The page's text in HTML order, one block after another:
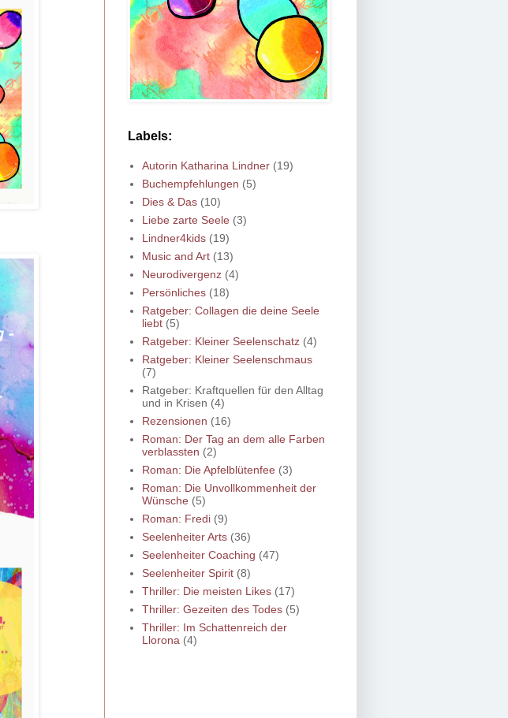
Labels:
Autorin Katharina Lindner (19)
Buchempfehlungen (5)
Dies & Das (10)
Liebe zarte Seele (3)
Lindner4kids (19)
Music and Art (13)
Neurodivergenz (4)
Persönliches (18)
Ratgeber: Collagen die deine Seele
liebt (5)
Ratgeber: Kleiner Seelenschatz (4)
Ratgeber: Kleiner Seelenschmaus
(7)
Ratgeber: Kraftquellen für den Alltag
und in Krisen (4)
Rezensionen (16)
Roman: Der Tag an dem alle Farben
verblassten (2)
Roman: Die Apfelblütenfee (3)
Roman: Die Unvollkommenheit der
Wünsche (5)
Roman: Fredi (9)
Seelenheiter Arts (36)
Seelenheiter Coaching (47)
Seelenheiter Spirit (8)
Thriller: Die meisten Likes (17)
Thriller: Gezeiten des Todes (5)
Thriller: Im Schattenreich der
Llorona (4)